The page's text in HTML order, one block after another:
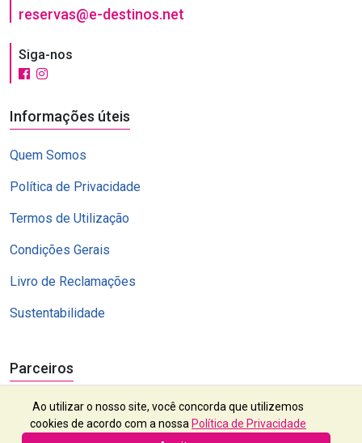
reservas@e-destinos.net
Siga-nos
Informações úteis
Quem Somos
Política de Privacidade
Termos de Utilização
Condições Gerais
Livro de Reclamações
Sustentabilidade
Parceiros
Ao utilizar o nosso site, você concorda que utilizemos
cookies de acordo com a nossa Política de Privacidade